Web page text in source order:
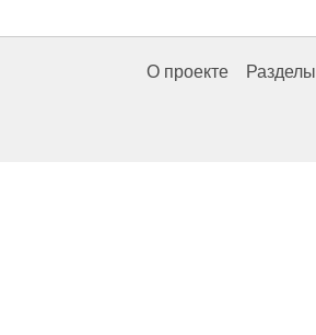
О проекте Разделы